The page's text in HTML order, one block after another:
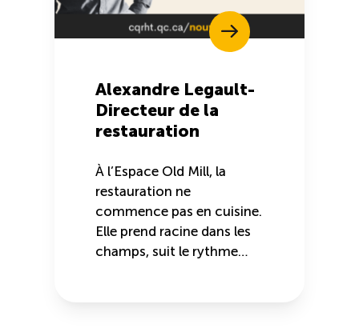
Alexandre Legault-
Directeur de la
restauration
À l’Espace Old Mill, la
restauration ne
commence pas en cuisine.
Elle prend racine dans les
champs, suit le rythme…